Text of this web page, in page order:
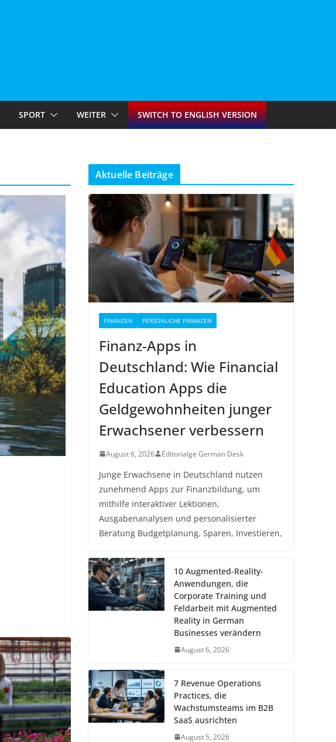
SPORT WEITER SWITCH TO ENGLISH VERSION
Aktuelle Beiträge
FINANZEN PERSÖNLICHE FINANZEN
Finanz-Apps in
Deutschland: Wie Financial
Education Apps die
Geldgewohnheiten junger
Erwachsener verbessern
August 6, 2026 Editorialge German Desk
Junge Erwachsene in Deutschland nutzen
zunehmend Apps zur Finanzbildung, um
mithilfe interaktiver Lektionen,
Ausgabenanalysen und personalisierter
Beratung Budgetplanung, Sparen, Investieren,
10 Augmented-Reality-
Anwendungen, die
Corporate Training und
Feldarbeit mit Augmented
Reality in German
Businesses verändern
August 6, 2026
7 Revenue Operations
Practices, die
Wachstumsteams im B2B
SaaS ausrichten
August 5, 2026